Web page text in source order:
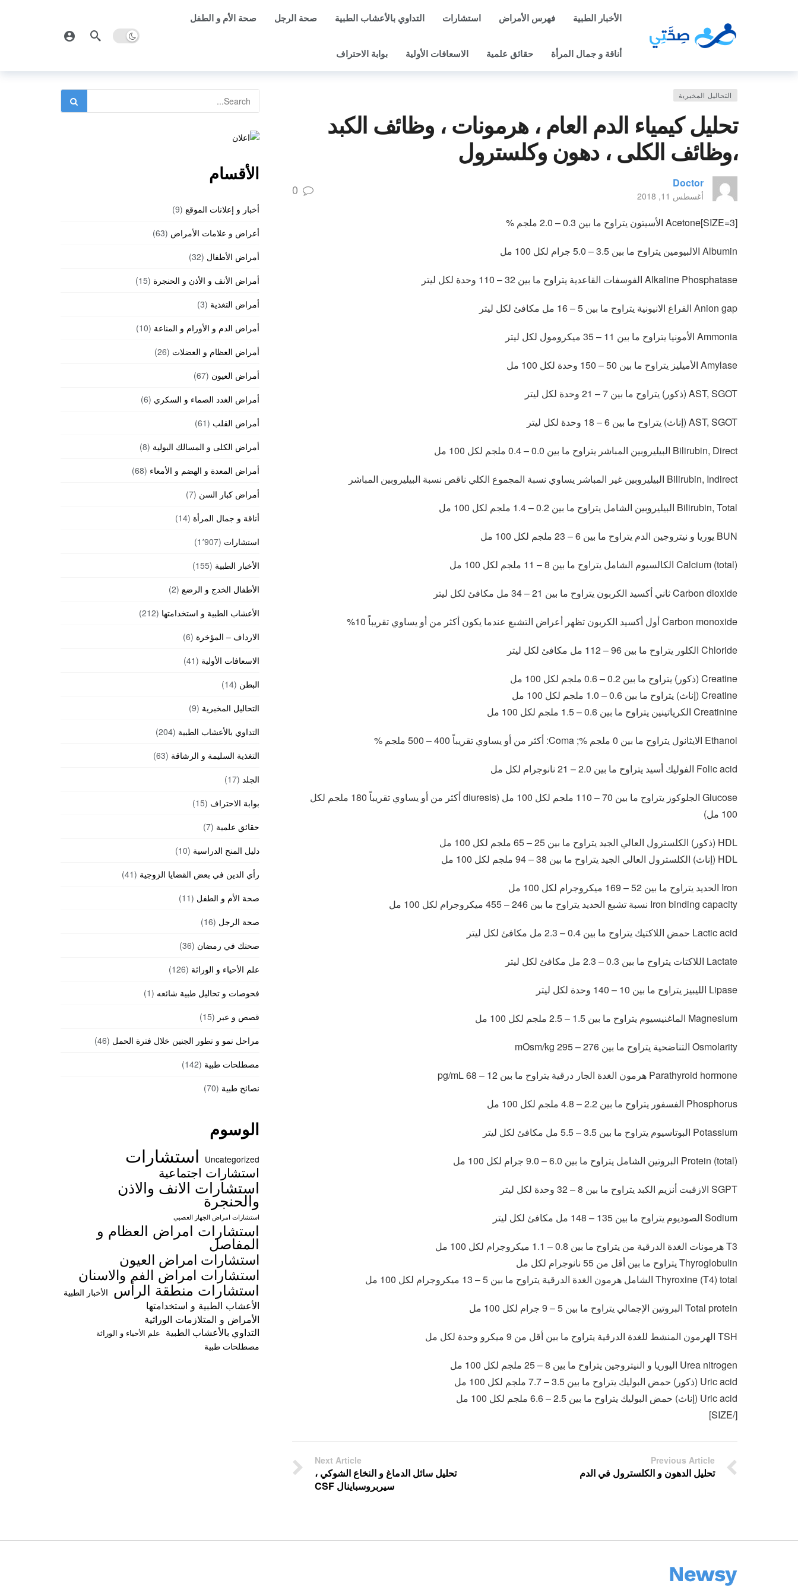
الأخبار الطبية فهرس الأمراض استشارات التداوي بالأعشاب الطبية صحة الرجل صحة الأم و الطفل
أناقة و جمال المرأة حقائق علمية الاسعافات الأولية بوابة الاحتراف
التحاليل المخبرية
تحليل كيمياء الدم العام ، هرمونات ، وظائف الكبد
،وظائف الكلى ، دهون وكلسترول
Doctor
أغسطس 11, 2018 0
[SIZE=3]Acetone الأسيتون يتراوح ما بين 0.3 – 2.0 ملجم %
Albumin الالبيومين يتراوح ما بين 3.5 – 5.0 جرام لكل 100 مل
Alkaline Phosphatase الفوسفات القاعدية يتراوح ما بين 32 – 110 وحدة لكل ليتر
Anion gap الفراغ الانيونية يتراوح ما بين 5 – 16 مل مكافئ لكل ليتر
Ammonia الأمونيا يتراوح ما بين 11 – 35 ميكرومول لكل ليتر
Amylase الأميليز يتراوح ما بين 50 – 150 وحدة لكل 100 مل
AST, SGOT (ذكور) يتراوح ما بين 7 – 21 وحدة لكل ليتر
AST, SGOT (إناث) يتراوح ما بين 6 – 18 وحدة لكل ليتر
Bilirubin, Direct البيليروبين المباشر يتراوح ما بين 0.0 – 0.4 ملجم لكل 100 مل
Bilirubin, Indirect البيليروبين غير المباشر يساوي نسبة المجموع الكلي ناقص نسبة البيليروبين المباشر
Bilirubin, Total البيليروبين الشامل يتراوح ما بين 0.2 – 1.4 ملجم لكل 100 مل
BUN يوريا و نيتروجين الدم يتراوح ما بين 6 – 23 ملجم لكل 100 مل
Calcium (total) الكالسيوم الشامل يتراوح ما بين 8 – 11 ملجم لكل 100 مل
Carbon dioxide ثاني أكسيد الكربون يتراوح ما بين 21 – 34 مل مكافئ لكل ليتر
Carbon monoxide أول أكسيد الكربون تظهر أعراض التشبع عندما يكون أكثر من أو يساوي تقريباً 10%
Chloride الكلور يتراوح ما بين 96 – 112 مل مكافئ لكل ليتر
Creatine (ذكور) يتراوح ما بين 0.2 – 0.6 ملجم لكل 100 مل
Creatine (إناث) يتراوح ما بين 0.6 – 1.0 ملجم لكل 100 مل
Creatinine الكرياتينين يتراوح ما بين 0.6 – 1.5 ملجم لكل 100 مل
Ethanol الايثانول يتراوح ما بين 0 ملجم %; Coma: أكثر من أو يساوي تقريباً 400 – 500 ملجم %
Folic acid الفوليك أسيد يتراوح ما بين 2.0 – 21 نانوجرام لكل مل
Glucose الجلوكوز يتراوح ما بين 70 – 110 ملجم لكل 100 مل (diuresis أكثر من أو يساوي تقريباً 180 ملجم لكل
100 مل)
HDL (ذكور) الكلسترول العالي الجيد يتراوح ما بين 25 – 65 ملجم لكل 100 مل
HDL (إناث) الكلسترول العالي الجيد يتراوح ما بين 38 – 94 ملجم لكل 100 مل
Iron الحديد يتراوح ما بين 52 – 169 ميكروجرام لكل 100 مل
Iron binding capacity نسبة تشبع الحديد يتراوح ما بين 246 – 455 ميكروجرام لكل 100 مل
Lactic acid حمض اللاكتيك يتراوح ما بين 0.4 – 2.3 مل مكافئ لكل ليتر
Lactate اللاكتات يتراوح ما بين 0.3 – 2.3 مل مكافئ لكل ليتر
Lipase الليبيز يتراوح ما بين 10 – 140 وحدة لكل ليتر
Magnesium الماغنيسيوم يتراوح ما بين 1.5 – 2.5 ملجم لكل 100 مل
Osmolarity التناضحية يتراوح ما بين 276 – 295 mOsm/kg
Parathyroid hormone هرمون الغدة الجار درقية يتراوح ما بين 12 – 68 pg/mL
Phosphorus الفسفور يتراوح ما بين 2.2 – 4.8 ملجم لكل 100 مل
Potassium البوتاسيوم يتراوح ما بين 3.5 – 5.5 مل مكافئ لكل ليتر
Protein (total) البروتين الشامل يتراوح ما بين 6.0 – 9.0 جرام لكل 100 مل
SGPT الازقبت أنزيم الكبد يتراوح ما بين 8 – 32 وحدة لكل ليتر
Sodium الصوديوم يتراوح ما بين 135 – 148 مل مكافئ لكل ليتر
T3 هرمونات الغدة الدرقية من يتراوح ما بين 0.8 – 1.1 ميكروجرام لكل 100 مل
Thyroglobulin يتراوح ما بين أقل من 55 نانوجرام لكل مل
Thyroxine (T4) total الشامل هرمون الغدة الدرقية يتراوح ما بين 5 – 13 ميكروجرام لكل 100 مل
Total protein البروتين الإجمالي يتراوح ما بين 5 – 9 جرام لكل 100 مل
TSH الهرمون المنشط للغدة الدرقية يتراوح ما بين أقل من 9 ميكرو وحدة لكل مل
Urea nitrogen اليوريا و النيتروجين يتراوح ما بين 8 – 25 ملجم لكل 100 مل
Uric acid (ذكور) حمض البوليك يتراوح ما بين 3.5 – 7.7 ملجم لكل 100 مل
Uric acid (إناث) حمض البوليك يتراوح ما بين 2.5 – 6.6 ملجم لكل 100 مل
[/SIZE]
Previous Article
تحليل الدهون و الكلسترول في الدم
Next Article
تحليل سائل الدماغ و النخاع الشوكي ،
سيربروسباينال CSF
الأقسام
أخبار و إعلانات الموقع (9)
أعراض و علامات الأمراض (63)
أمراض الأطفال (32)
أمراض الأنف و الأذن و الحنجرة (15)
أمراض التغذية (3)
أمراض الدم و الأورام و المناعة (10)
أمراض العظام و العضلات (26)
أمراض العيون (67)
أمراض الغدد الصماء و السكري (6)
أمراض القلب (61)
أمراض الكلى و المسالك البولية (8)
أمراض المعدة و الهضم و الأمعاء (68)
أمراض كبار السن (7)
أناقة و جمال المرأة (14)
استشارات (1٬907)
الأخبار الطبية (155)
الأطفال الخدج و الرضع (2)
الأعشاب الطبية و استخدامتها (212)
الارداف – المؤخرة (6)
الاسعافات الأولية (41)
البطن (14)
التحاليل المخبرية (9)
التداوي بالأعشاب الطبية (204)
التغذية السليمة و الرشاقة (63)
الجلد (17)
بوابة الاحتراف (15)
حقائق علمية (7)
دليل المنح الدراسية (10)
رأي الدين في بعض القضايا الزوجية (41)
صحة الأم و الطفل (11)
صحة الرجل (16)
صحتك في رمضان (36)
علم الأحياء و الوراثة (126)
فحوصات و تحاليل طبية شائعه (1)
قصص و عبر (15)
مراحل نمو و تطور الجنين خلال فترة الحمل (46)
مصطلحات طبية (142)
نصائح طبية (70)
الوسوم
Uncategorized استشارات
استشارات اجتماعية
استشارات الانف والاذن
والحنجرة
استشارات امراض الجهاز العصبي
استشارات امراض العظام و
المفاصل
استشارات امراض العيون
استشارات امراض الفم والاسنان
استشارات منطقة الرأس الأخبار الطبية
الأعشاب الطبية و استخدامتها
الأمراض و المتلازمات الوراثية
التداوي بالأعشاب الطبية علم الأحياء و الوراثة
مصطلحات طبية